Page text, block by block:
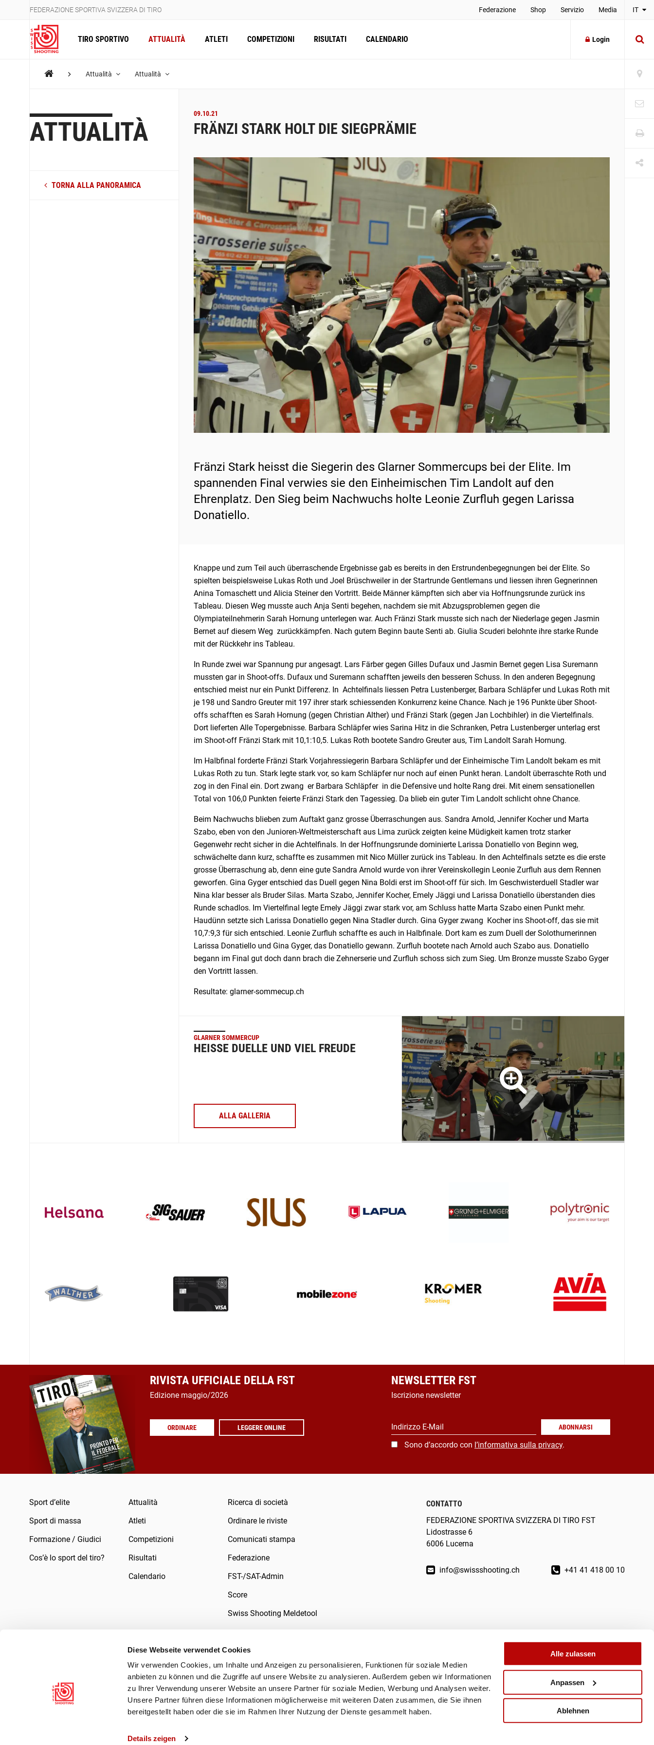
Diese Webseite verwendet Cookies
Wir verwenden Cookies, um Inhalte und Anzeigen zu personalisieren, Funktionen für soziale Medien
anbieten zu können und die Zugriffe auf unsere Website zu analysieren. Außerdem geben wir Informationen
zu Ihrer Verwendung unserer Website an unsere Partner für soziale Medien, Werbung und Analysen weiter.
Unsere Partner führen diese Informationen möglicherweise mit weiteren Daten zusammen, die Sie ihnen
bereitgestellt haben oder die sie im Rahmen Ihrer Nutzung der Dienste gesammelt haben.
Details zeigen
Alle zulassen
Anpassen
Ablehnen
FEDERAZIONE SPORTIVA SVIZZERA DI TIRO Federazione Shop Servizio Media IT
TIRO SPORTIVO ATTUALITÀ ATLETI COMPETIZIONI RISULTATI CALENDARIO Login
Attualità Attualità
ATTUALITÀ
TORNA ALLA PANORAMICA
09.10.21
FRÄNZI STARK HOLT DIE SIEGPRÄMIE
Fränzi Stark heisst die Siegerin des Glarner Sommercups bei der Elite. Im
spannenden Final verwies sie den Einheimischen Tim Landolt auf den
Ehrenplatz. Den Sieg beim Nachwuchs holte Leonie Zurfluh gegen Larissa
Donatiello.
Knappe und zum Teil auch überraschende Ergebnisse gab es bereits in den Erstrundenbegegnungen bei der Elite. So
spielten beispielsweise Lukas Roth und Joel Brüschweiler in der Startrunde Gentlemans und liessen ihren Gegnerinnen
Anina Tomaschett und Alicia Steiner den Vortritt. Beide Männer kämpften sich aber via Hoffnungsrunde zurück ins
Tableau. Diesen Weg musste auch Anja Senti begehen, nachdem sie mit Abzugsproblemen gegen die
Olympiateilnehmerin Sarah Hornung unterlegen war. Auch Fränzi Stark musste sich nach der Niederlage gegen Jasmin
Bernet auf diesem Weg zurückkämpfen. Nach gutem Beginn baute Senti ab. Giulia Scuderi belohnte ihre starke Runde
mit der Rückkehr ins Tableau.
In Runde zwei war Spannung pur angesagt. Lars Färber gegen Gilles Dufaux und Jasmin Bernet gegen Lisa Suremann
mussten gar in Shoot-offs. Dufaux und Suremann schafften jeweils den besseren Schuss. In den anderen Begegnung
entschied meist nur ein Punkt Differenz. In Achtelfinals liessen Petra Lustenberger, Barbara Schläpfer und Lukas Roth mit
je 198 und Sandro Greuter mit 197 ihrer stark schiessenden Konkurrenz keine Chance. Nach je 196 Punkte über Shoot-
offs schafften es Sarah Hornung (gegen Christian Alther) und Fränzi Stark (gegen Jan Lochbihler) in die Viertelfinals.
Dort lieferten Alle Topergebnisse. Barbara Schläpfer wies Sarina Hitz in die Schranken, Petra Lustenberger unterlag erst
im Shoot-off Fränzi Stark mit 10,1:10,5. Lukas Roth bootete Sandro Greuter aus, Tim Landolt Sarah Hornung.
Im Halbfinal forderte Fränzi Stark Vorjahressiegerin Barbara Schläpfer und der Einheimische Tim Landolt bekam es mit
Lukas Roth zu tun. Stark legte stark vor, so kam Schläpfer nur noch auf einen Punkt heran. Landolt überraschte Roth und
zog in den Final ein. Dort zwang er Barbara Schläpfer in die Defensive und holte Rang drei. Mit einem sensationellen
Total von 106,0 Punkten feierte Fränzi Stark den Tagessieg. Da blieb ein guter Tim Landolt schlicht ohne Chance.
Beim Nachwuchs blieben zum Auftakt ganz grosse Überraschungen aus. Sandra Arnold, Jennifer Kocher und Marta
Szabo, eben von den Junioren-Weltmeisterschaft aus Lima zurück zeigten keine Müdigkeit kamen trotz starker
Gegenwehr recht sicher in die Achtelfinals. In der Hoffnungsrunde dominierte Larissa Donatiello von Beginn weg,
schwächelte dann kurz, schaffte es zusammen mit Nico Müller zurück ins Tableau. In den Achtelfinals setzte es die erste
grosse Überraschung ab, denn eine gute Sandra Arnold wurde von ihrer Vereinskollegin Leonie Zurfluh aus dem Rennen
geworfen. Gina Gyger entschied das Duell gegen Nina Boldi erst im Shoot-off für sich. Im Geschwisterduell Stadler war
Nina klar besser als Bruder Silas. Marta Szabo, Jennifer Kocher, Emely Jäggi und Larissa Donatiello überstanden dies
Runde schadlos. Im Viertelfinal legte Emely Jäggi zwar stark vor, am Schluss hatte Marta Szabo einen Punkt mehr.
Haudünn setzte sich Larissa Donatiello gegen Nina Stadler durch. Gina Gyger zwang Kocher ins Shoot-off, das sie mit
10,7:9,3 für sich entschied. Leonie Zurfluh schaffte es auch in Halbfinale. Dort kam es zum Duell der Solothurnerinnen
Larissa Donatiello und Gina Gyger, das Donatiello gewann. Zurfluh bootete nach Arnold auch Szabo aus. Donatiello
begann im Final gut doch dann brach die Zehnerserie und Zurfluh schoss sich zum Sieg. Um Bronze musste Szabo Gyger
den Vortritt lassen.
Resultate: glarner-sommecup.ch
GLARNER SOMMERCUP
HEISSE DUELLE UND VIEL FREUDE
ALLA GALLERIA
RIVISTA UFFICIALE DELLA FST
Edizione maggio/2026
ORDINARE LEGGERE ONLINE
NEWSLETTER FST
Iscrizione newsletter
Indirizzo E-Mail ABONNARSI
Sono d’accordo con l’informativa sulla privacy.
Sport d’elite
Sport di massa
Formazione / Giudici
Cos’è lo sport del tiro?
Attualità
Atleti
Competizioni
Risultati
Calendario
Ricerca di società
Ordinare le riviste
Comunicati stampa
Federazione
FST-/SAT-Admin
Score
Swiss Shooting Meldetool
CONTATTO
FEDERAZIONE SPORTIVA SVIZZERA DI TIRO FST
Lidostrasse 6
6006 Lucerna
info@swissshooting.ch +41 41 418 00 10
Informativa sulla privacy